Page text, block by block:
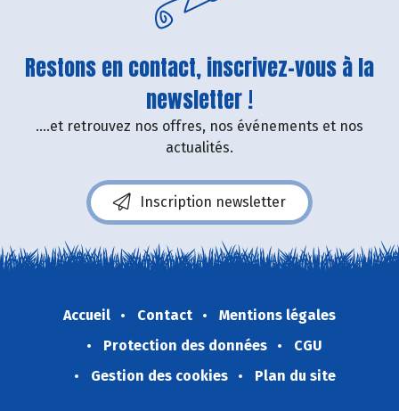
Restons en contact, inscrivez-vous à la
newsletter !
....et retrouvez nos offres, nos événements et nos
actualités.
Inscription newsletter
Accueil Contact
Mentions légales
Protection des données
CGU
Gestion des cookies
Plan du site